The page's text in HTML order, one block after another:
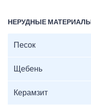
НЕРУДНЫЕ МАТЕРИАЛЫ
Песок
Щебень
Керамзит